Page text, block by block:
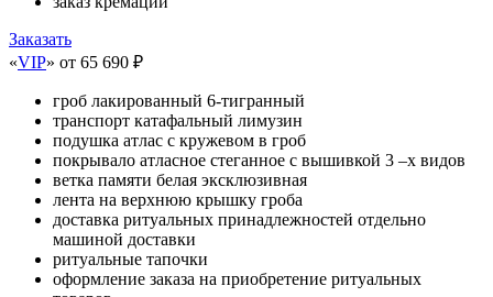
Заказать
«VIP» от 65 690 ₽
гроб лакированный 6-тигранный
транспорт катафальный лимузин
подушка атлас с кружевом в гроб
покрывало атласное стеганное с вышивкой 3 –х видов
ветка памяти белая эксклюзивная
лента на верхнюю крышку гроба
доставка ритуальных принадлежностей отдельно
машиной доставки
ритуальные тапочки
оформление заказа на приобретение ритуальных